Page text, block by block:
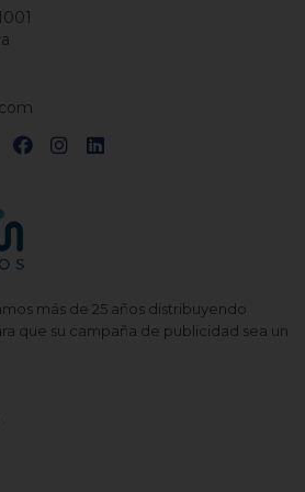
más de 25 años distribuyendo
que su campaña de publicidad sea un